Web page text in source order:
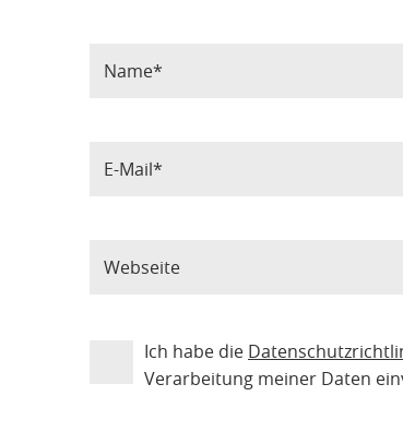
Ich habe die
Verarbeitung meiner Daten